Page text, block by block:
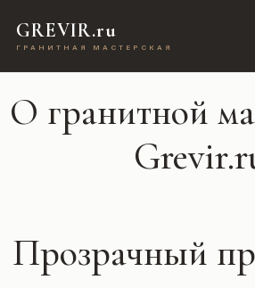
GREVIR.ru
ГРАНИТНАЯ МАСТЕРСКАЯ
О гранитной
Прозрачный